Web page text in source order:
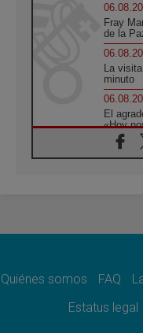
Fray
de la
La
minuto
El
«Hoy
Líbano:
paz
Sturla:
noticia
Quiénes somos FAQ
Estatus legal